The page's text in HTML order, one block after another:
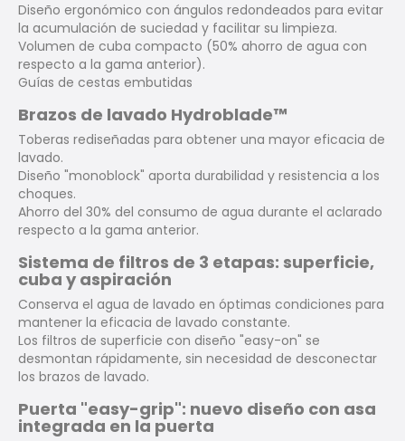
Diseño ergonómico con ángulos redondeados para evitar
la acumulación de suciedad y facilitar su limpieza.
Volumen de cuba compacto (50% ahorro de agua con
respecto a la gama anterior).
Guías de cestas embutidas
Brazos de lavado Hydroblade™
Toberas rediseñadas para obtener una mayor eficacia de
lavado.
Diseño "monoblock" aporta durabilidad y resistencia a los
choques.
Ahorro del 30% del consumo de agua durante el aclarado
respecto a la gama anterior.
Sistema de filtros de 3 etapas: superficie,
cuba y aspiración
Conserva el agua de lavado en óptimas condiciones para
mantener la eficacia de lavado constante.
Los filtros de superficie con diseño "easy-on" se
desmontan rápidamente, sin necesidad de desconectar
los brazos de lavado.
Puerta "easy-grip": nuevo diseño con asa
integrada en la puerta